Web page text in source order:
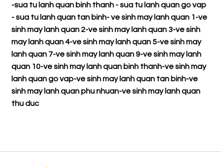
-sua tu lanh quan binh thanh -sua tu lanh quan go vap
-sua tu lanh quan tan binh-ve sinh may lanh quan 1-ve
sinh may lanh quan 2-ve sinh may lanh quan 3-ve sinh
may lanh quan 4-ve sinh may lanh quan 5-ve sinh may
lanh quan 7-ve sinh may lanh quan 9-ve sinh may lanh
quan 10-ve sinh may lanh quan binh thanh-ve sinh may
lanh quan go vap-ve sinh may lanh quan tan binh-ve
sinh may lanh quan phu nhuan-ve sinh may lanh quan
thu duc